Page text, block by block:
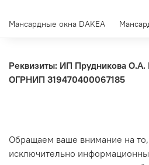
Мансардные окна DAKEA
Реквизиты: ИП Прудникова О.А.
ОГРНИП 319470400067185
Обращаем ваше внимание на
исключительно